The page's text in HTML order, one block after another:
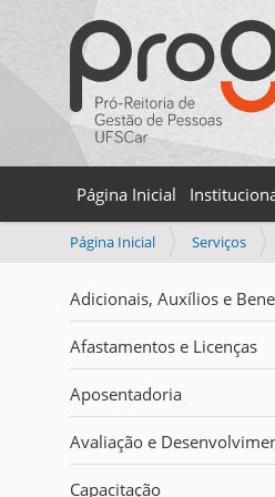
Página Inicial
V
ê
s
á
q
Página Inicial Serviços
Adicionais, Auxílios e
Afastamentos e Licenças
Aposentadoria
Avaliação e
Capacitação